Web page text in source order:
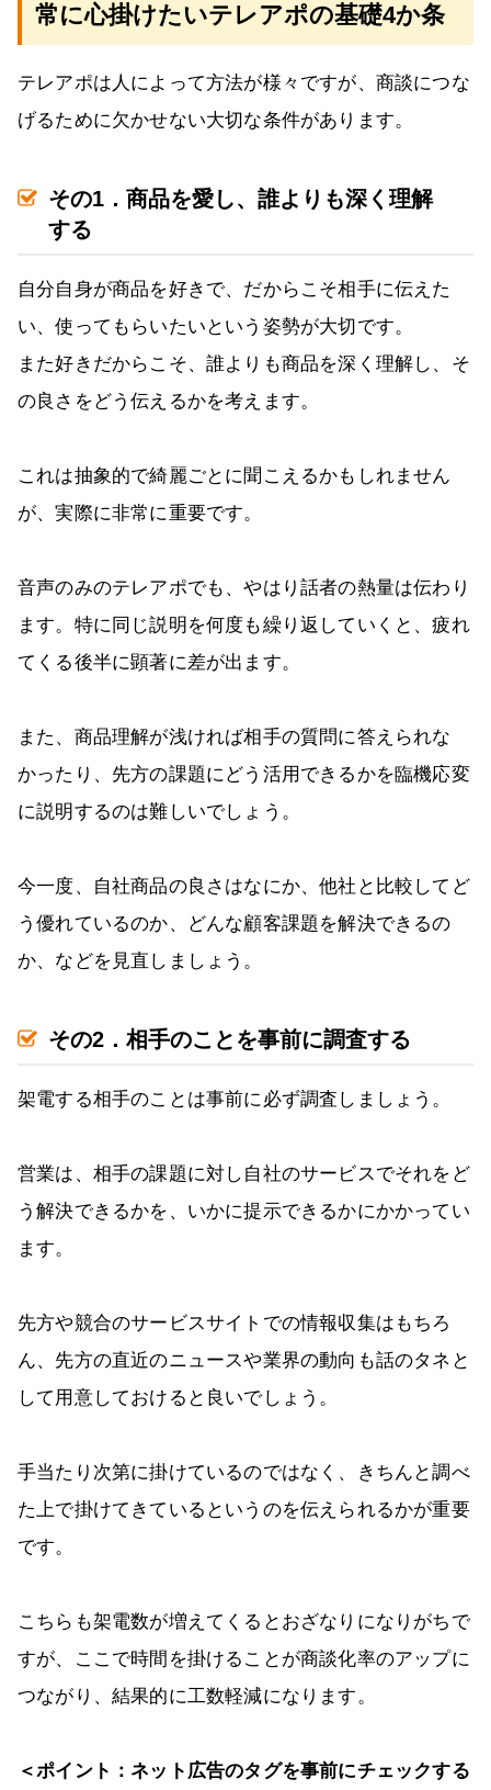
常に心掛けたいテレアポの基礎4か条
テレアポは人によって方法が様々ですが、商談につな
げるために欠かせない大切な条件があります。
その1．商品を愛し、誰よりも深く理解
する
自分自身が商品を好きで、だからこそ相手に伝えた
い、使ってもらいたいという姿勢が大切です。
また好きだからこそ、誰よりも商品を深く理解し、そ
の良さをどう伝えるかを考えます。
これは抽象的で綺麗ごとに聞こえるかもしれません
が、実際に非常に重要です。
音声のみのテレアポでも、やはり話者の熱量は伝わり
ます。特に同じ説明を何度も繰り返していくと、疲れ
てくる後半に顕著に差が出ます。
また、商品理解が浅ければ相手の質問に答えられな
かったり、先方の課題にどう活用できるかを臨機応変
に説明するのは難しいでしょう。
今一度、自社商品の良さはなにか、他社と比較してど
う優れているのか、どんな顧客課題を解決できるの
か、などを見直しましょう。
その2．相手のことを事前に調査する
架電する相手のことは事前に必ず調査しましょう。
営業は、相手の課題に対し自社のサービスでそれをど
う解決できるかを、いかに提示できるかにかかってい
ます。
先方や競合のサービスサイトでの情報収集はもちろ
ん、先方の直近のニュースや業界の動向も話のタネと
して用意しておけると良いでしょう。
手当たり次第に掛けているのではなく、きちんと調べ
た上で掛けてきているというのを伝えられるかが重要
です。
こちらも架電数が増えてくるとおざなりになりがちで
すが、ここで時間を掛けることが商談化率のアップに
つながり、結果的に工数軽減になります。
＜ポイント：ネット広告のタグを事前にチェックする